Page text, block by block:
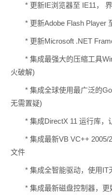
* 更新IE浏览器至 IE11， 界
* 更新Adobe Flash Player
* 更新Microsoft .NET
* 集成最强大的压缩工具
火破解)
* 集成全球使用最广泛的
无需置疑)
* 集成DirectX 11 运行库，
* 集成最新VB VC++ 2005/
文件
* 集成全智能驱动，使用IT
* 集成最新磁盘控制器，更